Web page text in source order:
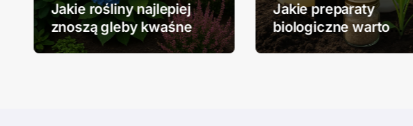
Jakie rośliny najlepiej
znoszą gleby kwaśne
Jakie preparaty
biologiczne warto
stosować w rolnictwie